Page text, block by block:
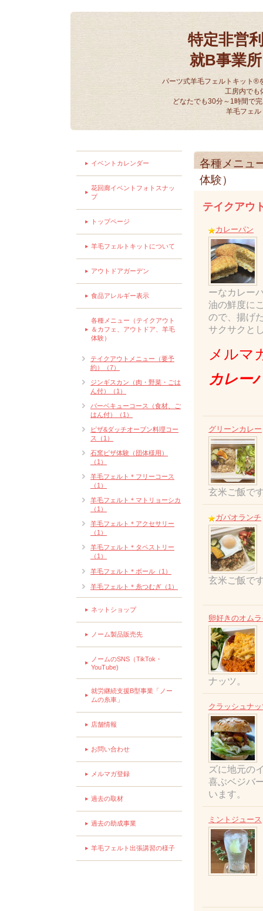
特定非営
就B事業
パーツ式羊毛フェルトキット®
工房内でも
どなたでも30分～1時間で
羊毛フェ
各種メニュ
体験）
テイクアウ
カレーパン
ーなカレー
油の鮮度に
ので、揚げ
サクサクと
メルマ
カレー
グリーンカレー
玄米ご飯で
ガパオランチ
玄米ご飯で
卵好きのオム
ナッツ。
クラッシュナ
ズに地元の
喜ぶベジバ
います。
ミントジュース
イベントカレンダー
花回廊イベントフォトスナッ
プ
トップページ
羊毛フェルトキットについて
アウトドアガーデン
食品アレルギー表示
各種メニュー（テイクアウト
＆カフェ、アウトドア、羊毛
体験）
テイクアウトメニュー（要予
約）（7）
ジンギスカン（肉・野菜・ごは
ん付）（1）
バーベキューコース（食材、ご
はん付）（1）
ピザ&ダッチオーブン料理コー
ス（1）
石窯ピザ体験（団体様用）
（1）
羊毛フェルト＊フリーコース
（1）
羊毛フェルト＊マトリョーシカ
（1）
羊毛フェルト＊アクセサリー
（1）
羊毛フェルト＊タペストリー
（1）
羊毛フェルト＊ボール（1）
羊毛フェルト＊糸つむぎ（1）
ネットショップ
ノーム製品販売先
ノームのSNS（TikTok・
YouTube)
就労継続支援B型事業「ノー
ムの糸車」
店舗情報
お問い合わせ
メルマガ登録
過去の取材
過去の助成事業
羊毛フェルト出張講習の様子